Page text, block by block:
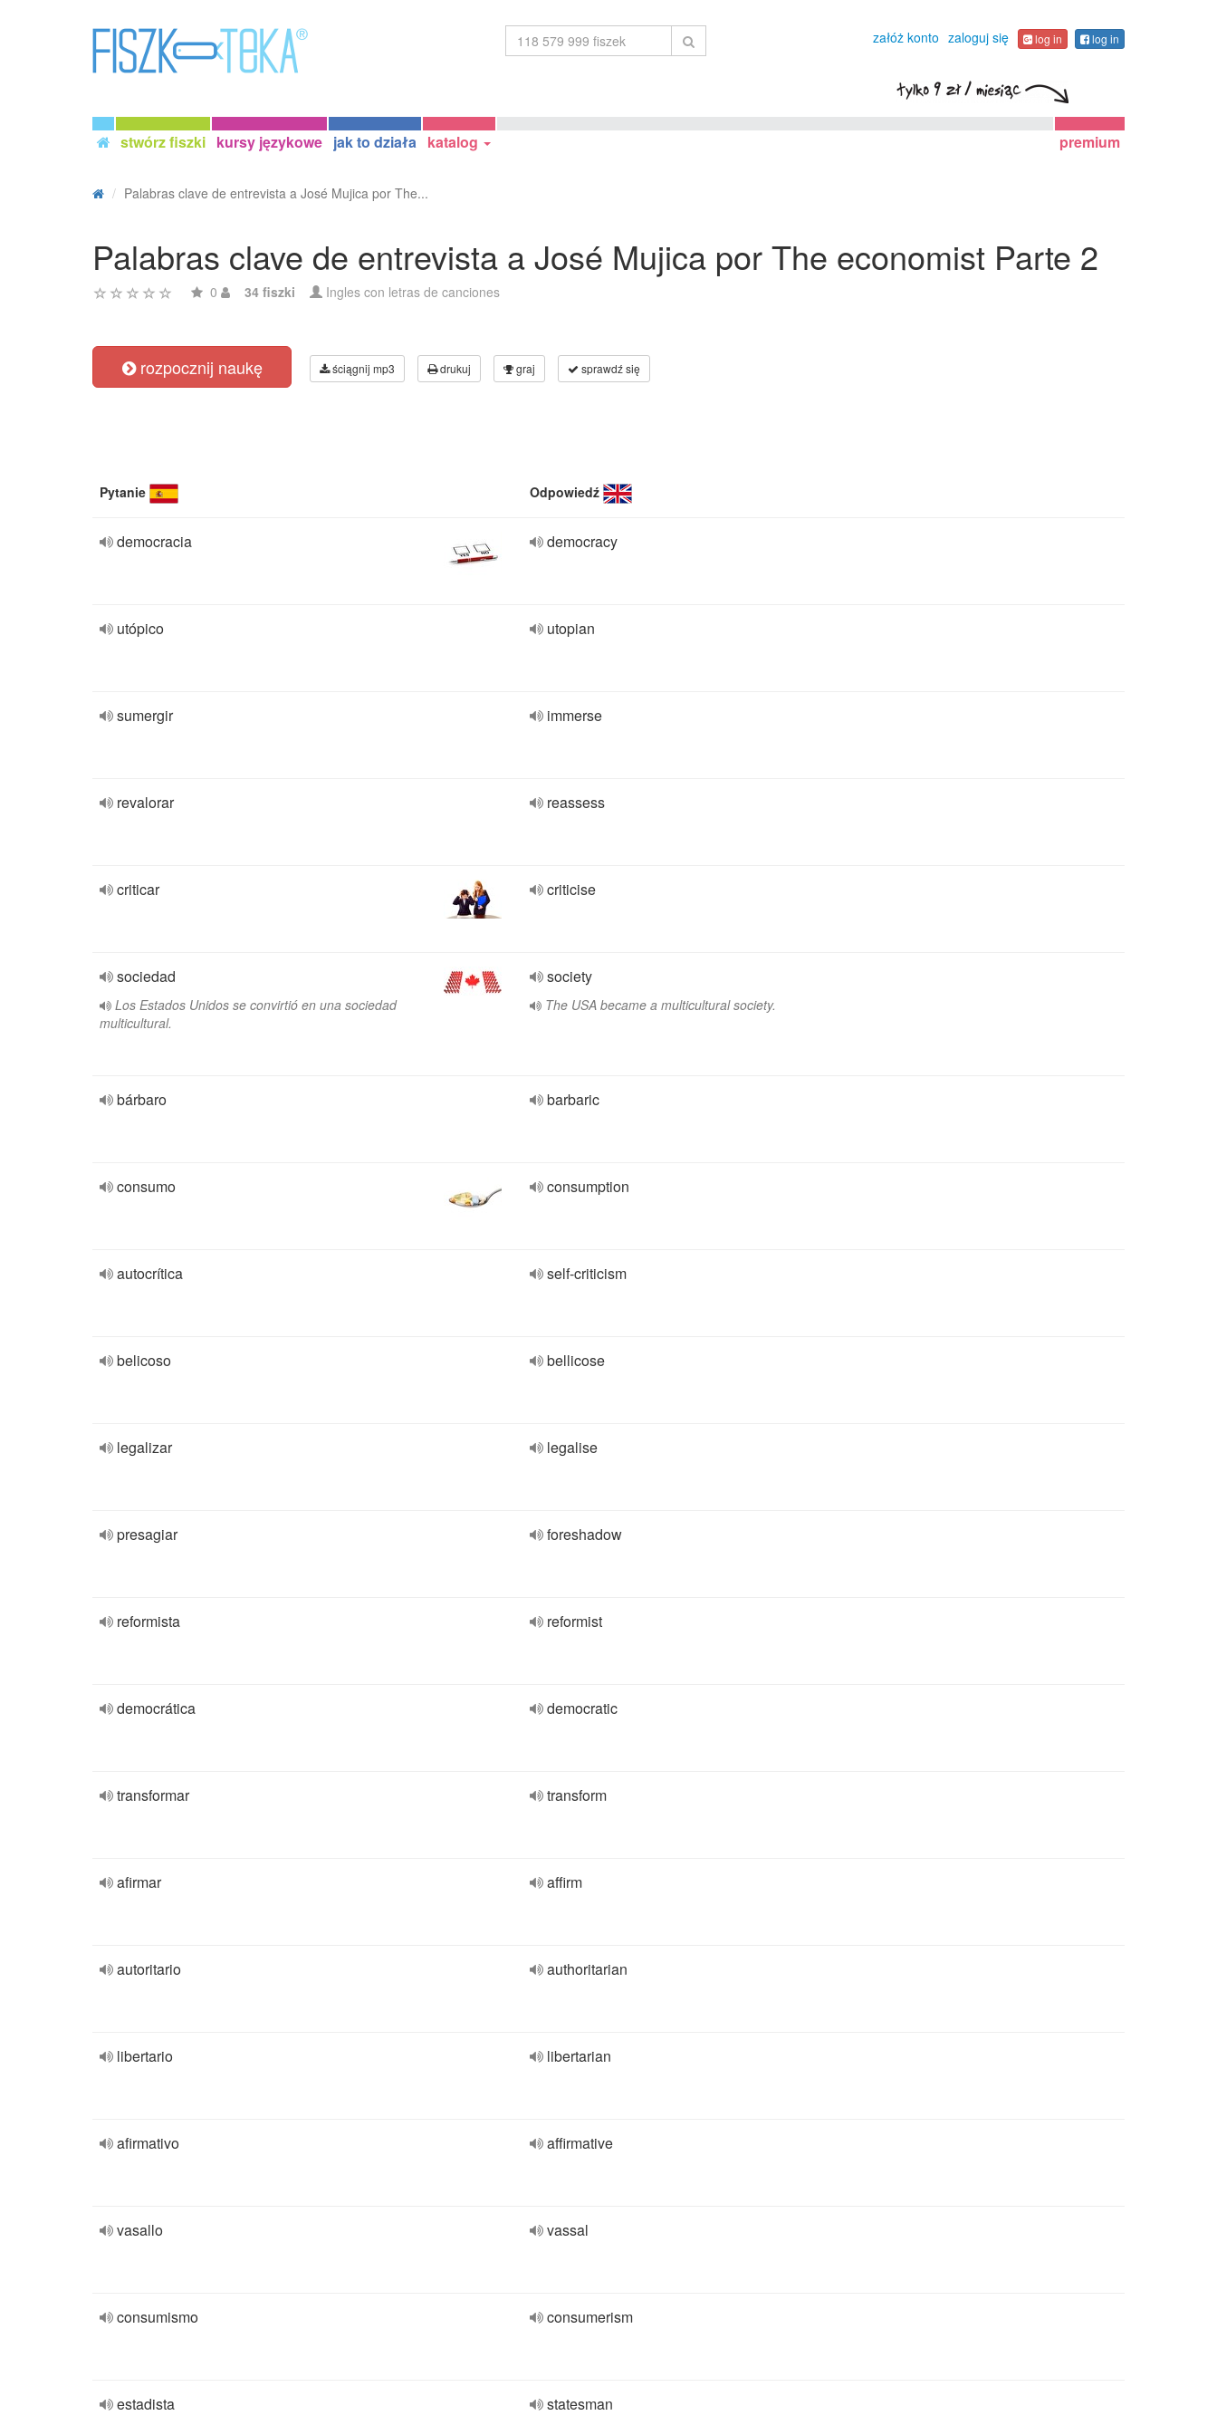
załóż konto zaloguj się log in log in
stwórz fiszki kursy językowe jak to działa katalog premium
Palabras clave de entrevista a José Mujica por The...
Palabras clave de entrevista a José Mujica por The economist Parte 2
0 34 fiszki Ingles con letras de canciones
rozpocznij naukę ściągnij mp3 drukuj graj sprawdź się
Pytanie Odpowiedź
democracia democracy
utópico utopian
sumergir immerse
revalorar reassess
criticar criticise
sociedad
Los Estados Unidos se convirtió en una sociedad
multicultural.
society
The USA became a multicultural society.
bárbaro barbaric
consumo consumption
autocrítica self-criticism
belicoso bellicose
legalizar legalise
presagiar foreshadow
reformista reformist
democrática democratic
transformar transform
afirmar affirm
autoritario authoritarian
libertario libertarian
afirmativo affirmative
vasallo vassal
consumismo consumerism
estadista statesman